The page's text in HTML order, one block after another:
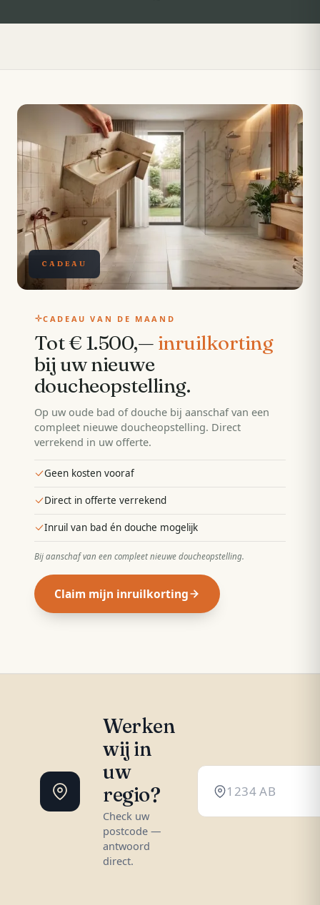
levertijd van slechts 4 weken.
CADEAU
CADEAU VAN DE MAAND
Tot € 1.500,— inruilkorting
bij uw nieuwe
doucheopstelling.
Op uw oude bad of douche bij aanschaf van een
compleet nieuwe doucheopstelling. Direct
verrekend in uw offerte.
Geen kosten vooraf
Direct in offerte verrekend
Inruil van bad én douche mogelijk
Bij aanschaf van een compleet nieuwe doucheopstelling.
Claim mijn inruilkorting
Werken
wij in
uw
regio?
Check uw
postcode —
antwoord
direct.